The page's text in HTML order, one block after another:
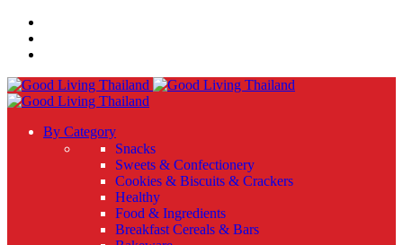
By Category
Snacks
Sweets & Confectionery
Cookies & Biscuits & Crackers
Healthy
Food & Ingredients
Breakfast Cereals & Bars